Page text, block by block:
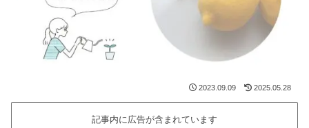
2023.09.09 2025.05.28
記事内に広告が含まれています